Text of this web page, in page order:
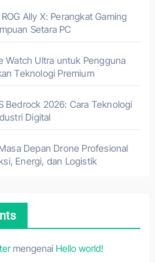
Ally X: Perangkat Gaming
Setara PC
Watch Ultra untuk Pengguna
Teknologi Premium
Bedrock 2026: Cara Teknologi
Digital
Depan Drone Profesional
Energi, dan Logistik
mengenai Hello world!